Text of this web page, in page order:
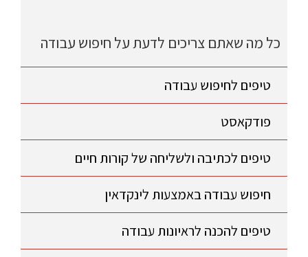
כל מה שאתם צריכים לדעת על חיפוש עבודה
טיפים לחיפוש עבודה
פודקאסט
טיפים לכתיבה ולשליחה של קורות חיים
חיפוש עבודה באמצעות לינקדאין
טיפים להכנה לראיונות עבודה